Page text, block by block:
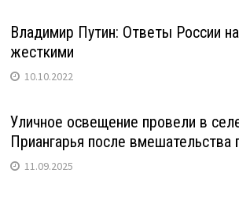
Владимир Путин: Ответы России
жесткими
10.10.2022
Уличное освещение провели в
Приангарья после вмешательства
11.09.2025